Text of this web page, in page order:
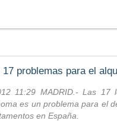
11:29 MADRID.- Las 17
es un problema para el
en España.